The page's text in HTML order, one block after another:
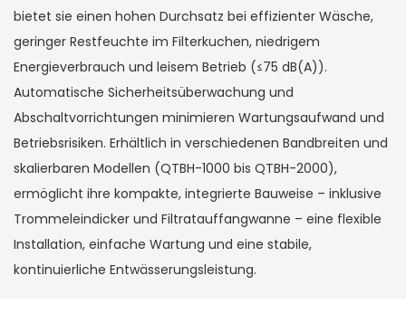
bietet sie einen hohen Durchsatz bei effizienter Wäsche,
geringer Restfeuchte im Filterkuchen, niedrigem
Energieverbrauch und leisem Betrieb (≤75 dB(A)).
Automatische Sicherheitsüberwachung und
Abschaltvorrichtungen minimieren Wartungsaufwand und
Betriebsrisiken. Erhältlich in verschiedenen Bandbreiten und
skalierbaren Modellen (QTBH-1000 bis QTBH-2000),
ermöglicht ihre kompakte, integrierte Bauweise – inklusive
Trommeleindicker und Filtratauffangwanne – eine flexible
Installation, einfache Wartung und eine stabile,
kontinuierliche Entwässerungsleistung.